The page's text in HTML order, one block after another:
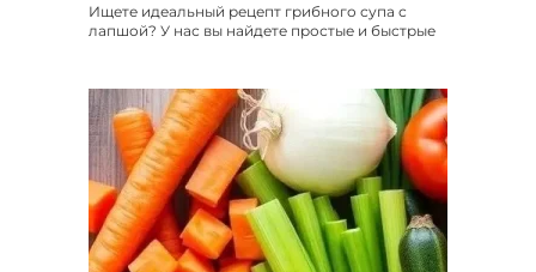
Ищете идеальный рецепт грибного супа с
лапшой? У нас вы найдете простые и быстрые